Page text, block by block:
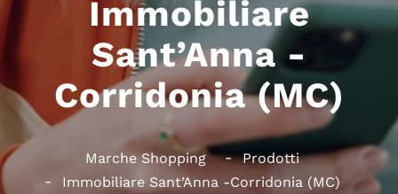
Immobiliare
Sant’Anna -
Corridonia (MC)
Marche Shopping
Prodotti
Immobiliare Sant’Anna -Corridonia (MC)